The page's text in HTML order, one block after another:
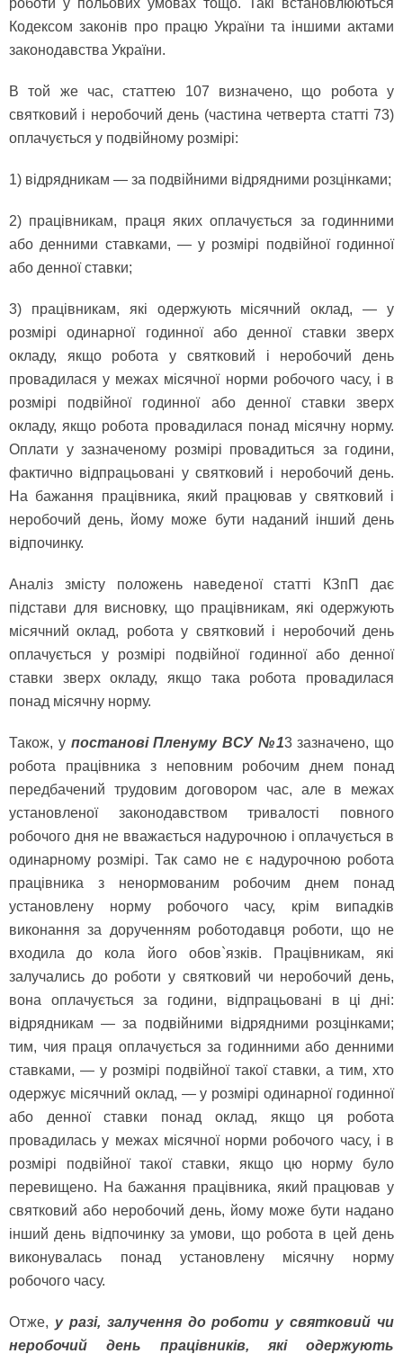
роботи у польових умовах тощо. Такі встановлюються
Кодексом законів про працю України та іншими актами
законодавства України.
В той же час, статтею 107 визначено, що робота у
святковий і неробочий день (частина четверта статті 73)
оплачується у подвійному розмірі:
1) відрядникам — за подвійними відрядними розцінками;
2) працівникам, праця яких оплачується за годинними
або денними ставками, — у розмірі подвійної годинної
або денної ставки;
3) працівникам, які одержують місячний оклад, — у
розмірі одинарної годинної або денної ставки зверх
окладу, якщо робота у святковий і неробочий день
провадилася у межах місячної норми робочого часу, і в
розмірі подвійної годинної або денної ставки зверх
окладу, якщо робота провадилася понад місячну норму.
Оплати у зазначеному розмірі провадиться за години,
фактично відпрацьовані у святковий і неробочий день.
На бажання працівника, який працював у святковий і
неробочий день, йому може бути наданий інший день
відпочинку.
Аналіз змісту положень наведеної статті КЗпП дає
підстави для висновку, що працівникам, які одержують
місячний оклад, робота у святковий і неробочий день
оплачується у розмірі подвійної годинної або денної
ставки зверх окладу, якщо така робота провадилася
понад місячну норму.
Також, у постанові Пленуму ВСУ №13 зазначено, що
робота працівника з неповним робочим днем понад
передбачений трудовим договором час, але в межах
установленої законодавством тривалості повного
робочого дня не вважається надурочною і оплачується в
одинарному розмірі. Так само не є надурочною робота
працівника з ненормованим робочим днем понад
установлену норму робочого часу, крім випадків
виконання за дорученням роботодавця роботи, що не
входила до кола його обов`язків. Працівникам, які
залучались до роботи у святковий чи неробочий день,
вона оплачується за години, відпрацьовані в ці дні:
відрядникам — за подвійними відрядними розцінками;
тим, чия праця оплачується за годинними або денними
ставками, — у розмірі подвійної такої ставки, а тим, хто
одержує місячний оклад, — у розмірі одинарної годинної
або денної ставки понад оклад, якщо ця робота
провадилась у межах місячної норми робочого часу, і в
розмірі подвійної такої ставки, якщо цю норму було
перевищено. На бажання працівника, який працював у
святковий або неробочий день, йому може бути надано
інший день відпочинку за умови, що робота в цей день
виконувалась понад установлену місячну норму
робочого часу.
Отже, у разі, залучення до роботи у святковий чи
неробочий день працівників, які одержують